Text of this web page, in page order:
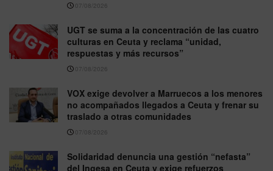
07/08/2026
UGT se suma a la concentración de las cuatro
culturas en Ceuta y reclama “unidad,
respuestas y más recursos”
07/08/2026
VOX exige devolver a Marruecos a los menores
no acompañados llegados a Ceuta y frenar su
traslado a otras comunidades
07/08/2026
Solidaridad denuncia una gestión “nefasta”
del Ingesa en Ceuta y exige refuerzos